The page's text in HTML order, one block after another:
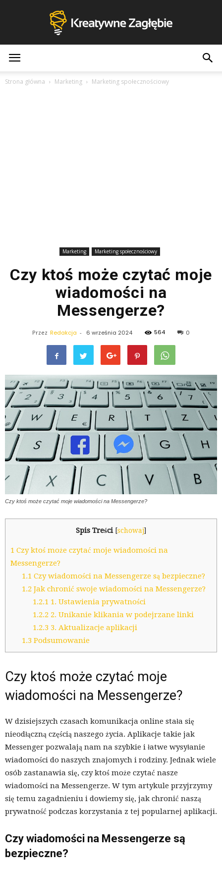
Strona główna Marketing Marketing społecznościowy
Marketing Marketing społecznościowy
Czy ktoś może czytać moje
wiadomości na
Messengerze?
Przez Redakcja - 6 września 2024 564 0
Czy ktoś może czytać moje wiadomości na Messengerze?
Spis Treści [schowaj]
1 Czy ktoś może czytać moje wiadomości na
Messengerze?
1.1 Czy wiadomości na Messengerze są bezpieczne?
1.2Jak chronić swoje wiadomości na Messengerze?
1.2.1 1. Ustawienia prywatności
1.2.2 2. Unikanie klikania w podejrzane linki
1.2.3 3. Aktualizacje aplikacji
1.3 Podsumowanie
Czy ktoś może czytać moje
wiadomości na Messengerze?
W dzisiejszych czasach komunikacja online stała się
nieodłączną częścią naszego życia. Aplikacje takie jak
Messenger pozwalają nam na szybkie i łatwe wysyłanie
wiadomości do naszych znajomych i rodziny. Jednak wiele
osób zastanawia się, czy ktoś może czytać nasze
wiadomości na Messengerze. W tym artykule przyjrzymy
się temu zagadnieniu i dowiemy się, jak chronić naszą
prywatność podczas korzystania z tej popularnej aplikacji.
Czy wiadomości na Messengerze są
bezpieczne?